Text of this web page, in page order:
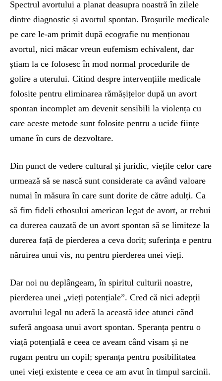
Spectrul avortului a planat deasupra noastră în zilele
dintre diagnostic și avortul spontan. Broșurile medicale
pe care le-am primit după ecografie nu menționau
avortul, nici măcar vreun eufemism echivalent, dar
știam la ce folosesc în mod normal procedurile de
golire a uterului. Citind despre intervențiile medicale
folosite pentru eliminarea rămășițelor după un avort
spontan incomplet am devenit sensibili la violența cu
care aceste metode sunt folosite pentru a ucide ființe
umane în curs de dezvoltare.
Din punct de vedere cultural și juridic, viețile celor care
urmează să se nască sunt considerate ca având valoare
numai în măsura în care sunt dorite de către adulți. Ca
să fim fideli ethosului american legat de avort, ar trebui
ca durerea cauzată de un avort spontan să se limiteze la
durerea față de pierderea a ceva dorit; suferința e pentru
năruirea unui vis, nu pentru pierderea unei vieți.
Dar noi nu deplângeam, în spiritul culturii noastre,
pierderea unei „vieți potențiale”. Cred că nici adepții
avortului legal nu aderă la această idee atunci când
suferă angoasa unui avort spontan. Speranța pentru o
viață potențială e ceea ce aveam când visam și ne
rugam pentru un copil; speranța pentru posibilitatea
unei vieți existente e ceea ce am avut în timpul sarcinii.